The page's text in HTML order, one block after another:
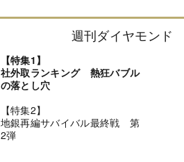
週刊ダイヤモンド
【特集1】
社外取ランキング 熱狂バブル
の落とし穴
【特集2】
地銀再編サバイバル最終戦 第
2弾